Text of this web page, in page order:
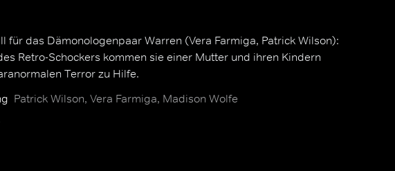
für das Dämonologenpaar Warren (Vera Farmiga, Patrick Wilson):
Retro-Schockers kommen sie einer Mutter und ihren Kindern
Terror zu Hilfe.
Patrick Wilson, Vera Farmiga, Madison Wolfe